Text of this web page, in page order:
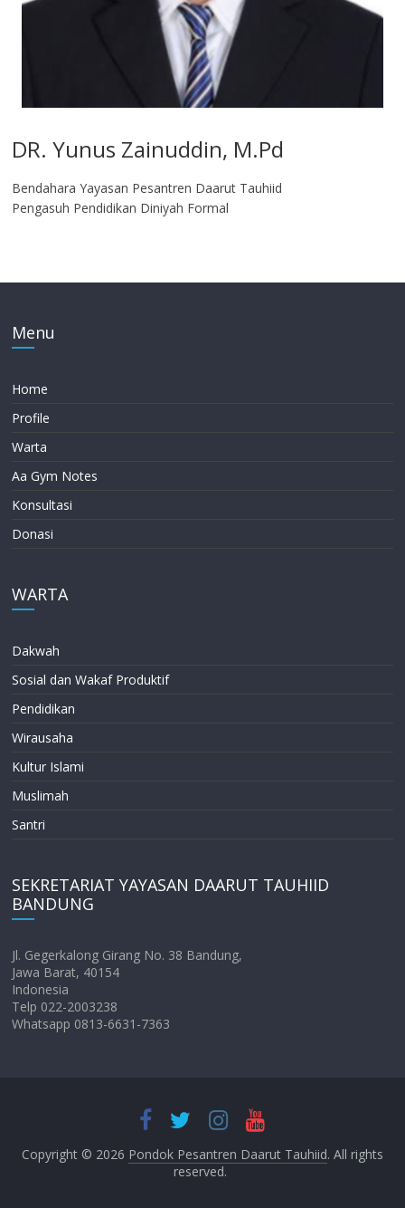
DR. Yunus Zainuddin, M.Pd
Bendahara Yayasan Pesantren Daarut Tauhiid
Pengasuh Pendidikan Diniyah Formal
Menu
Home
Profile
Warta
Aa Gym Notes
Konsultasi
Donasi
WARTA
Dakwah
Sosial dan Wakaf Produktif
Pendidikan
Wirausaha
Kultur Islami
Muslimah
Santri
SEKRETARIAT YAYASAN DAARUT TAUHIID
BANDUNG
Jl. Gegerkalong Girang No. 38 Bandung,
Jawa Barat, 40154
Indonesia
Telp 022-2003238
Whatsapp 0813-6631-7363
Copyright © 2026 Pondok Pesantren Daarut Tauhiid. All rights
reserved.